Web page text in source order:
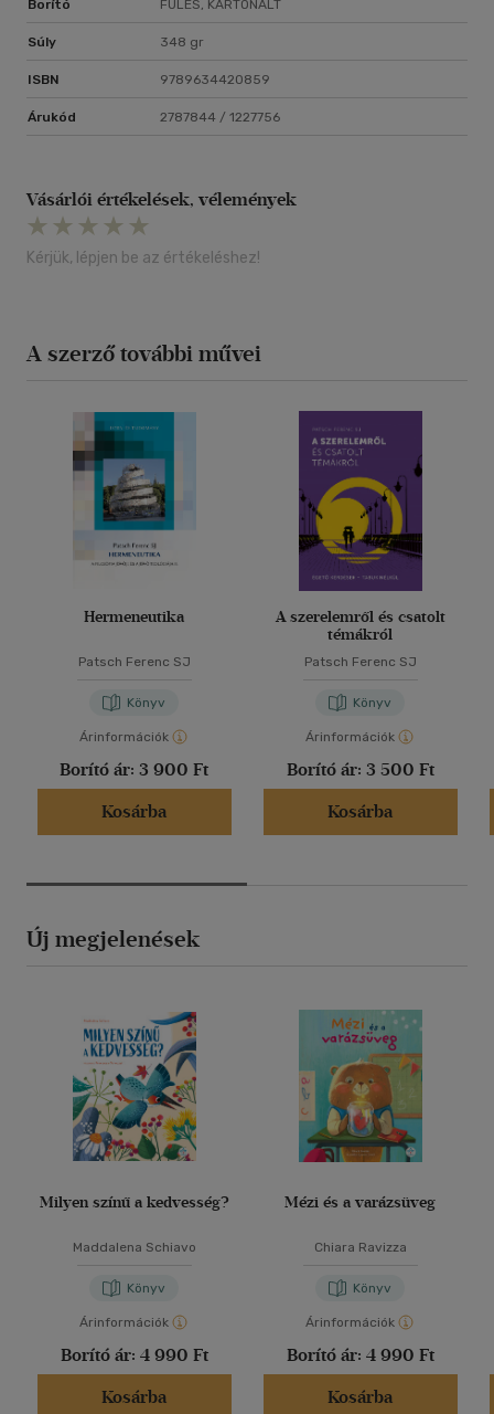
Borító FÜLES, KARTONÁLT
Súly 348 gr
ISBN 9789634420859
Árukód 2787844 / 1227756
Vásárlói értékelések, vélemények
Kérjük, lépjen be az értékeléshez!
A szerző további művei
Hermeneutika
Patsch Ferenc SJ
Könyv
Árinformációk
Borító ár: 3 900 Ft
Kosárba
A szerelemről és csatolt
témákról
Patsch Ferenc SJ
Könyv
Árinformációk
Borító ár: 3 500 Ft
Kosárba
Új megjelenések
Milyen színű a kedvesség?
Maddalena Schiavo
Könyv
Árinformációk
Borító ár: 4 990 Ft
Kosárba
Mézi és a varázsüveg
Chiara Ravizza
Könyv
Árinformációk
Borító ár: 4 990 Ft
Kosárba